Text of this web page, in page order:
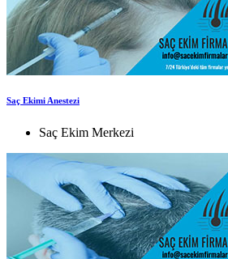
Saç Ekimi Anestezi
Saç Ekim Merkezi